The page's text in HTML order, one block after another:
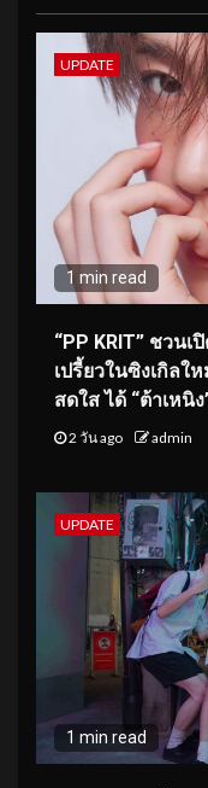
UPDATE
1 min read
“PP KRIT” ชวน
เปรี้ยวในซิงเกิลใ
สดใส ได้ “ต้าเหนิ
2 วัน ago admin
UPDATE
1 min read